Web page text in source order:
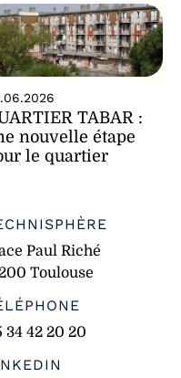
TABAR :
nouvelle étape
le quartier
Paul Riché
Toulouse
34 42 20 20